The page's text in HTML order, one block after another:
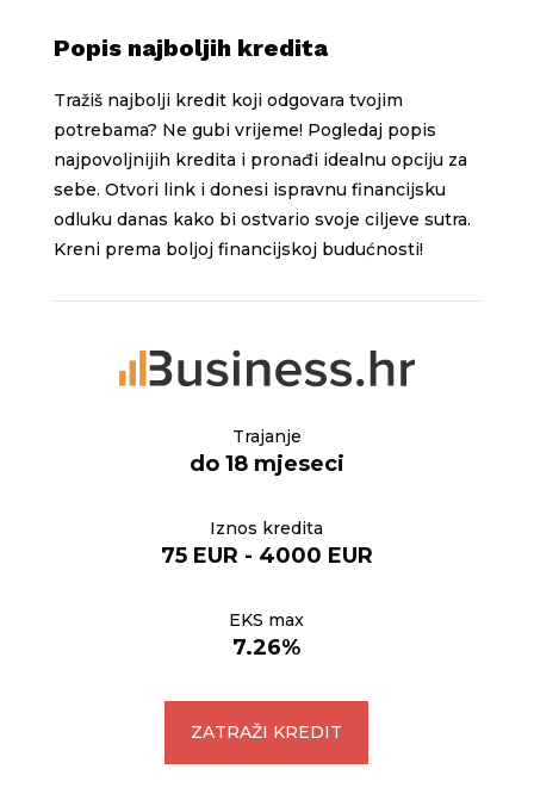
Popis najboljih kredita
Tražiš najbolji kredit koji odgovara tvojim
potrebama? Ne gubi vrijeme! Pogledaj popis
najpovoljnijih kredita i pronađi idealnu opciju za
sebe. Otvori link i donesi ispravnu financijsku
odluku danas kako bi ostvario svoje ciljeve sutra.
Kreni prema boljoj financijskoj budućnosti!
Trajanje
do 18 mjeseci
Iznos kredita
75 EUR - 4000 EUR
EKS max
7.26%
ZATRAŽI KREDIT